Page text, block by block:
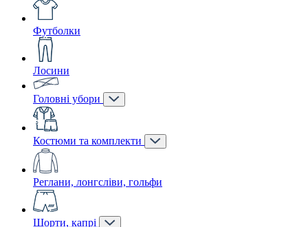
Футболки
Лосини
Головні убори
Костюми та комплекти
Реглани, лонгсліви, гольфи
Шорти, капрі